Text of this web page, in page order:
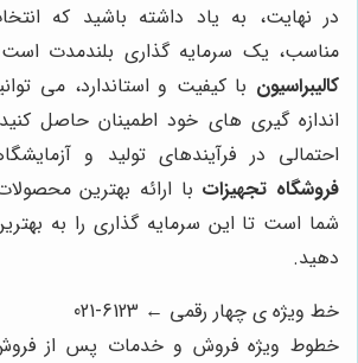
در نهایت، به یاد داشته باشید که
مناسب، یک سرمایه گذاری بلندمدت
کالیبراسیون با کیفیت و استاندارد، می
اندازه گیری های خود اطمینان حاصل
احتمالی در فرآیندهای تولید و
فروشگاه تجهیزات با ارائه بهترین
شما است تا این سرمایه گذاری را به
دهید.
خط ویژه ی چهار رقمی ← 6123-021